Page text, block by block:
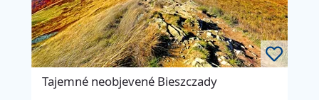
Tajemné neobjevené Bieszczady